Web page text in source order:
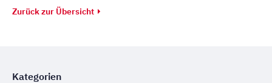
Zurück zur Übersicht
Kategorien